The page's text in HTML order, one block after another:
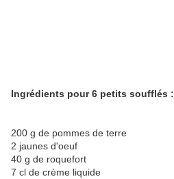
Ingrédients pour 6 petits soufflés :
200 g de pommes de terre
2 jaunes d'oeuf
40 g de roquefort
7 cl de crème liquide